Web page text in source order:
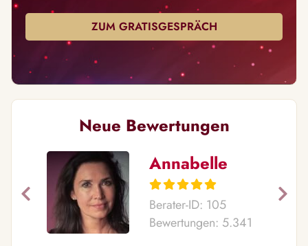
ZUM GRATISGESPRÄCH
Neue Bewertungen
Annabelle
Berater-ID: 105
Bewertungen: 5.341